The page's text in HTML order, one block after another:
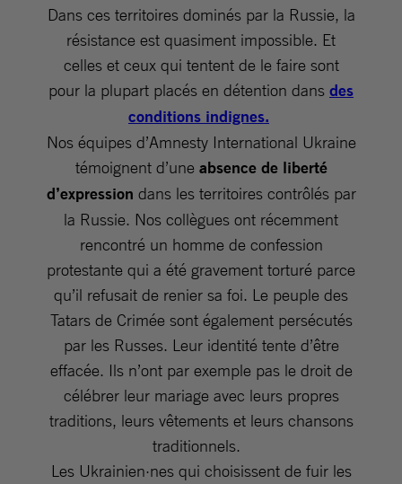
Dans ces territoires dominés par la Russie, la
résistance est quasiment impossible. Et
celles et ceux qui tentent de le faire sont
pour la plupart placés en détention dans des
conditions indignes.
Nos équipes d’Amnesty International Ukraine
témoignent d’une absence de liberté
d’expression dans les territoires contrôlés par
la Russie. Nos collègues ont récemment
rencontré un homme de confession
protestante qui a été gravement torturé parce
qu’il refusait de renier sa foi. Le peuple des
Tatars de Crimée sont également persécutés
par les Russes. Leur identité tente d’être
effacée. Ils n’ont par exemple pas le droit de
célébrer leur mariage avec leurs propres
traditions, leurs vêtements et leurs chansons
traditionnels.
Les Ukrainien·nes qui choisissent de fuir les